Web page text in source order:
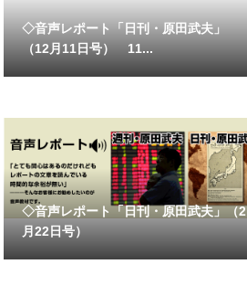
◇音声レポート「日刊・原田武夫」
（12月11日号） 11...
◇音声レポート「日刊・原田武夫」（2
月22日号）